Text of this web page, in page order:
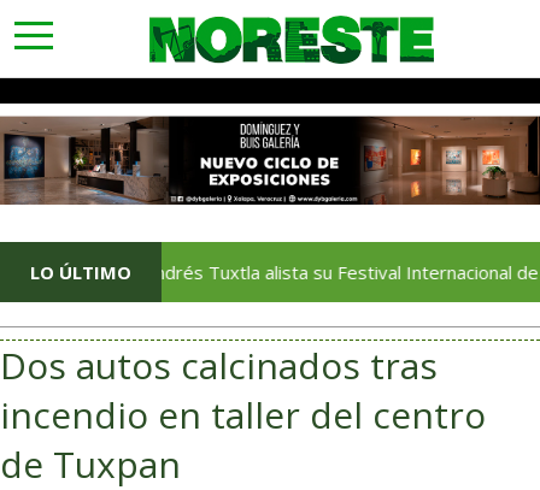
toggle
navigation
LO ÚLTIMO
San Andrés Tuxtla alista su Festival Internacional de Globos
Dos autos calcinados tras
incendio en taller del centro
de Tuxpan